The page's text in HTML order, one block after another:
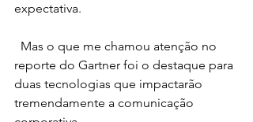
expectativa.
reporte do Gartner foi o destaque para
duas tecnologias que impactarão
tremendamente a comunicação